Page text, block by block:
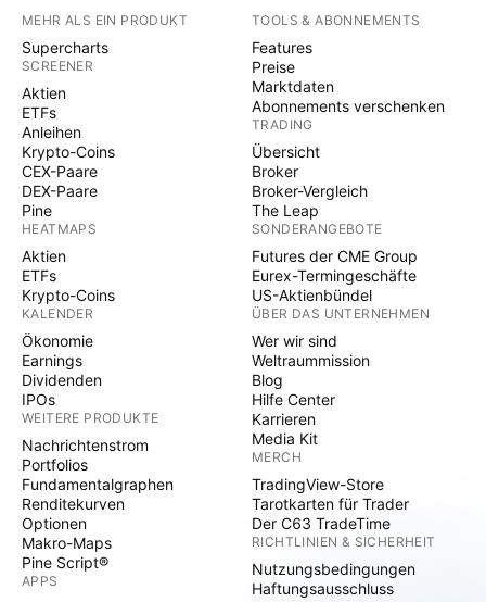
MEHR ALS EIN PRODUKT
Supercharts
SCREENER
Aktien
ETFs
Anleihen
Krypto-Coins
CEX-Paare
DEX-Paare
Pine
HEATMAPS
Aktien
ETFs
Krypto-Coins
KALENDER
Ökonomie
Earnings
Dividenden
IPOs
WEITERE PRODUKTE
Nachrichtenstrom
Portfolios
Fundamentalgraphen
Renditekurven
Optionen
Makro-Maps
Pine Script®
APPS
TOOLS & ABONNEMENTS
Features
Preise
Marktdaten
Abonnements verschenken
TRADING
Übersicht
Broker
Broker-Vergleich
The Leap
SONDERANGEBOTE
Futures der CME Group
Eurex-Termingeschäfte
US-Aktienbündel
ÜBER DAS UNTERNEHMEN
Wer wir sind
Weltraummission
Blog
Hilfe Center
Karrieren
Media Kit
MERCH
TradingView-Store
Tarotkarten für Trader
Der C63 TradeTime
RICHTLINIEN & SICHERHEIT
Nutzungsbedingungen
Haftungsausschluss